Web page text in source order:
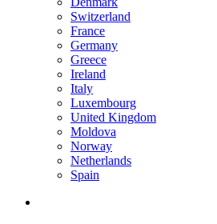
Switzerland
France
Germany
Greece
Ireland
Italy
Luxembourg
United Kingdom
Moldova
Norway
Netherlands
Spain